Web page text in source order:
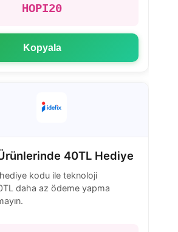
HOPI20
Kopyala
40TL Hediye
kodu ile teknoloji
daha az ödeme yapma